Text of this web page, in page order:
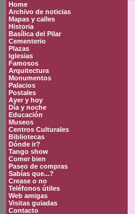
Home
Archivo de noticias
Mapas y calles
Historia
Basílica del Pilar
Cementerio
Plazas
Iglesias
Famosos
Arquitectura
Monumentos
Palacios
Postales
Ayer y hoy
Día y noche
Educación
Museos
Centros Culturales
Bibliotecas
Dónde ir?
Tango show
Comer bien
Paseo de compras
Sabías que...?
Crease o no
Teléfonos útiles
Web amigas
Visitas guiadas
Contacto